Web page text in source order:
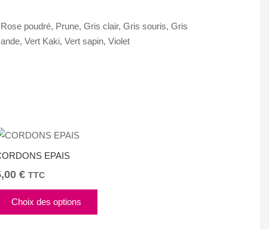
poudré, Prune, Gris clair, Gris souris, Gris
Vert Kaki, Vert sapin, Violet
EPAIS
€ TTC
Choix des options